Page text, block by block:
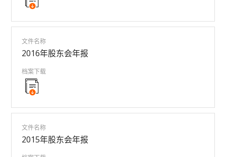
文件名称
2016年股东会年报
档案下载
文件名称
2015年股东会年报